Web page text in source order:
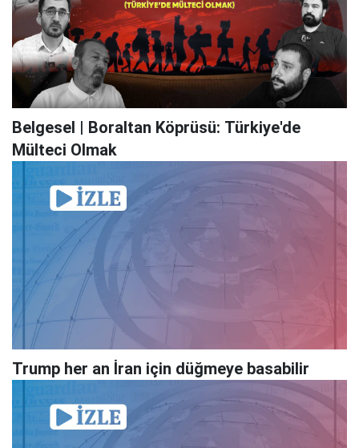
Belgesel | Boraltan Köprüsü: Türkiye'de
Mülteci Olmak
Trump her an İran için düğmeye basabilir